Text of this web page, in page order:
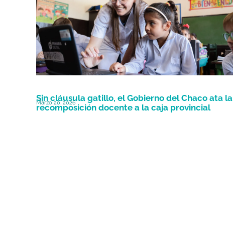
Sin cláusula gatillo, el Gobierno del Chaco ata la
recomposición docente a la caja provincial
Marzo 20, 2026